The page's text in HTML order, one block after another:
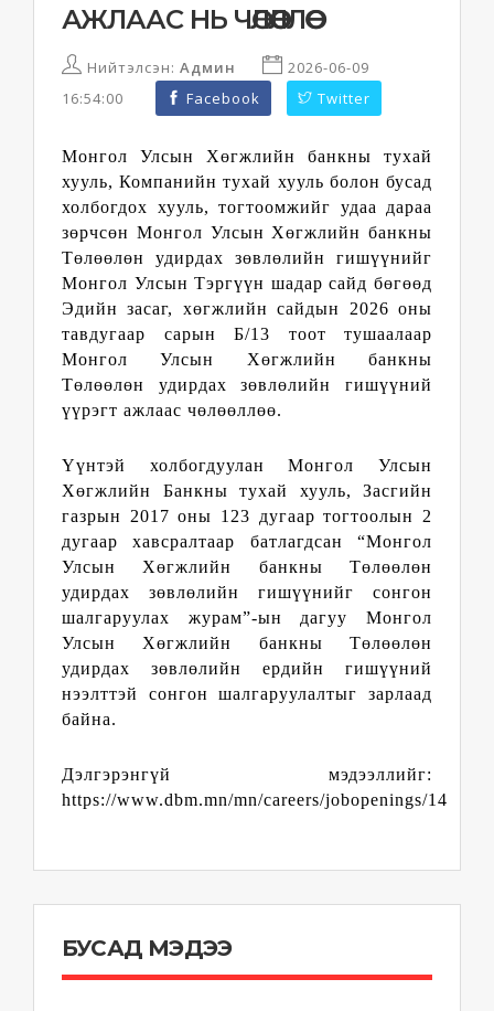
АЖЛААС НЬ ЧӨЛӨӨЛЛӨӨ
Нийтэлсэн: Админ
2026-06-09
16:54:00
Facebook Twitter
Монгол Улсын Хөгжлийн банкны тухай
хууль, Компанийн тухай хууль болон бусад
холбогдох хууль, тогтоомжийг удаа дараа
зөрчсөн Монгол Улсын Хөгжлийн банкны
Төлөөлөн удирдах зөвлөлийн гишүүнийг
Монгол Улсын Тэргүүн шадар сайд бөгөөд
Эдийн засаг, хөгжлийн сайдын 2026 оны
тавдугаар сарын Б/13 тоот тушаалаар
Монгол Улсын Хөгжлийн банкны
Төлөөлөн удирдах зөвлөлийн гишүүний
үүрэгт ажлаас чөлөөллөө.
Үүнтэй холбогдуулан Монгол Улсын
Хөгжлийн Банкны тухай хууль, Засгийн
газрын 2017 оны 123 дугаар тогтоолын 2
дугаар хавсралтаар батлагдсан “Монгол
Улсын Хөгжлийн банкны Төлөөлөн
удирдах зөвлөлийн гишүүнийг сонгон
шалгаруулах журам”-ын дагуу Монгол
Улсын Хөгжлийн банкны Төлөөлөн
удирдах зөвлөлийн ердийн гишүүний
нээлттэй сонгон шалгаруулалтыг зарлаад
байна.
Дэлгэрэнгүй мэдээллийг:
https://www.dbm.mn/mn/careers/jobopenings/14
БУСАД МЭДЭЭ